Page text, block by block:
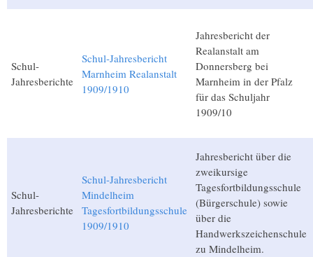
Schul-
Jahresberichte
Schul-Jahresbericht
Marnheim Realanstalt
1909/1910
Jahresbericht der
Realanstalt am
Donnersberg bei
Marnheim in der Pfalz
für das Schuljahr
1909/10
Schul-
Jahresberichte
Schul-Jahresbericht
Mindelheim
Tagesfortbildungsschule
1909/1910
Jahresbericht über die
zweikursige
Tagesfortbildungsschule
(Bürgerschule) sowie
über die
Handwerkszeichenschule
zu Mindelheim.